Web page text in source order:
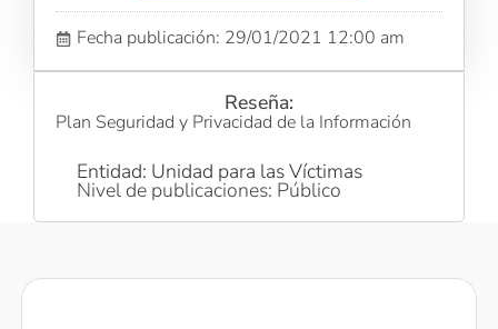
Fecha publicación: 29/01/2021 12:00 am
Reseña:
Plan Seguridad y Privacidad de la Información
Entidad: Unidad para las Víctimas
Nivel de publicaciones: Público